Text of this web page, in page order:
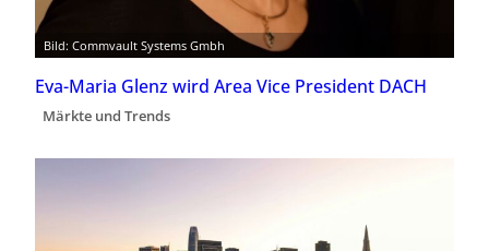
Bild: Commvault Systems Gmbh
Eva-Maria Glenz wird Area Vice President DACH
Märkte und Trends